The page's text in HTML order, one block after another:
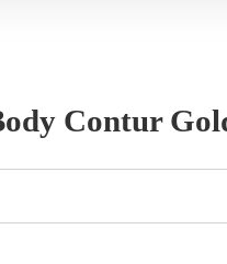
Contur